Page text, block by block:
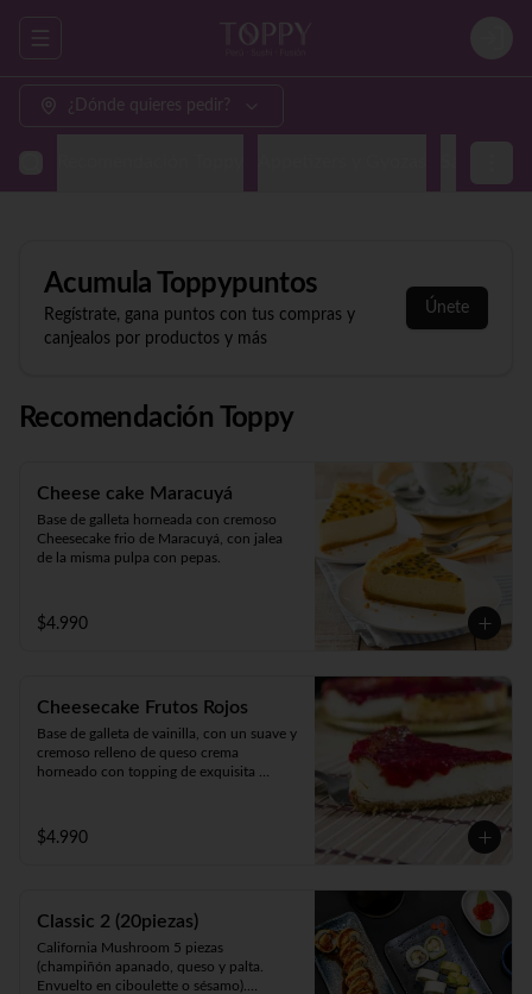
Abrir menu de navegación Login
¿Dónde quieres pedir?
Acumula Toppypuntos
Regístrate, gana puntos con tus compras y
canjealos por productos y más
Únete
Recomendación Toppy
Cheese cake Maracuyá
Base de galleta horneada con cremoso
Cheesecake frio de Maracuyá, con jalea
de la misma pulpa con pepas.
$4.990
Cheesecake Frutos Rojos
Base de galleta de vainilla, con un suave y
cremoso relleno de queso crema
horneado con topping de exquisita
$4.990
Classic 2 (20piezas)
California Mushroom 5 piezas
(champiñón apanado, queso y palta.
Envuelto en ciboulette o sésamo).